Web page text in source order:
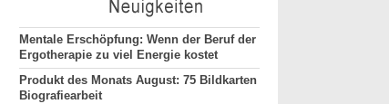
Mentale Erschöpfung: Wenn der Beruf der
Ergotherapie zu viel Energie kostet
Produkt des Monats August: 75 Bildkarten
Biografiearbeit